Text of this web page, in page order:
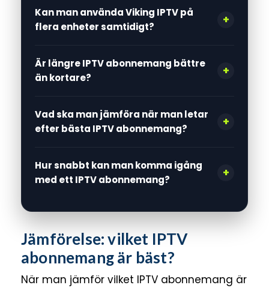
Kan man använda Viking IPTV på
flera enheter samtidigt?
Är längre IPTV abonnemang bättre
än kortare?
Vad ska man jämföra när man letar
efter bästa IPTV abonnemang?
Hur snabbt kan man komma igång
med ett IPTV abonnemang?
Jämförelse: vilket IPTV
abonnemang är bäst?
När man jämför vilket IPTV abonnemang är